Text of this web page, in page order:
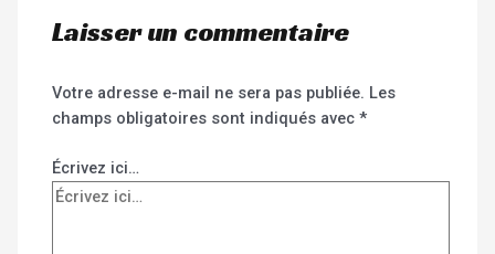
Laisser un commentaire
Votre adresse e-mail ne sera pas publiée. Les
champs obligatoires sont indiqués avec*
Écrivez ici…